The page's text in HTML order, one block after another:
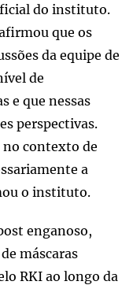
do instituto.
que os
da equipe de
de
e que nessas
perspectivas.
no contexto de
a
o instituto.
enganoso,
máscaras
RKI ao longo da